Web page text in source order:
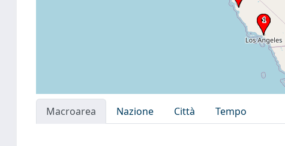
Macroarea Nazione Città
Tempo